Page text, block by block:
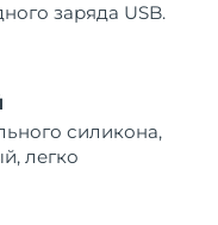
заряда USB.
силикона,
легко